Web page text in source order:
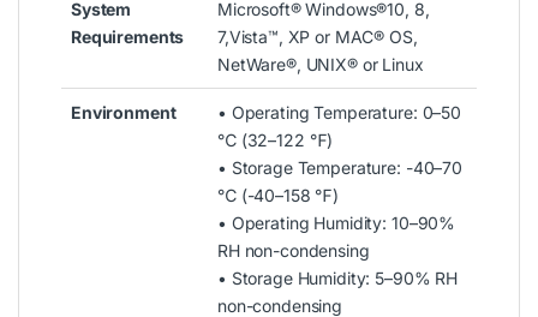
System
Requirements
Microsoft® Windows®10, 8,
7,Vista™, XP or MAC® OS,
NetWare®, UNIX® or Linux
Environment
• Operating Temperature: 0–50
℃ (32–122 ℉)
• Storage Temperature: -40–70
℃ (-40–158 ℉)
• Operating Humidity: 10–90%
RH non-condensing
• Storage Humidity: 5–90% RH
non-condensing